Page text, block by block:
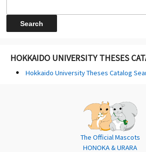
HOKKAIDO UNIVERSITY THESES
Hokkaido University Theses Catalog
The Official Mascots
HONOKA & URARA